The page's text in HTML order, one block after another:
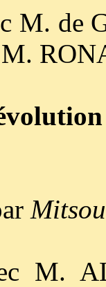
M.
M.